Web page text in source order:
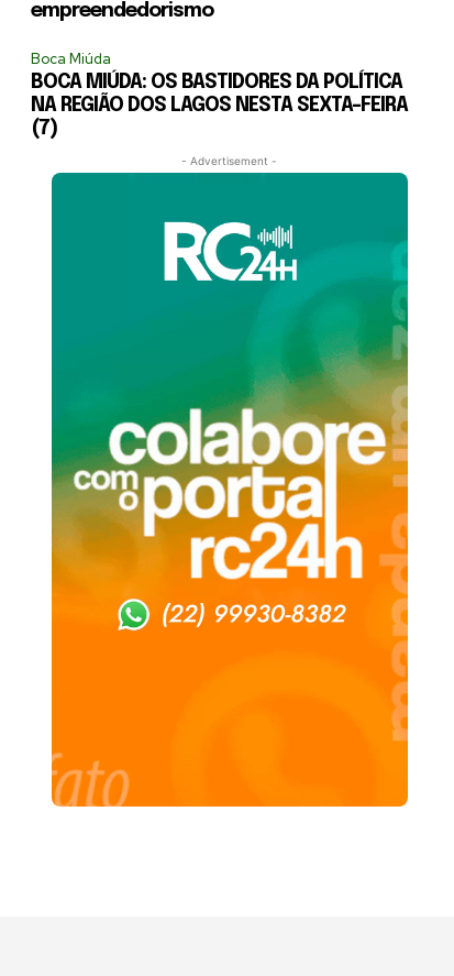
empreendedorismo
Boca Miúda
BOCA MIÚDA: OS BASTIDORES DA POLÍTICA
NA REGIÃO DOS LAGOS NESTA SEXTA-FEIRA
(7)
- Advertisement -